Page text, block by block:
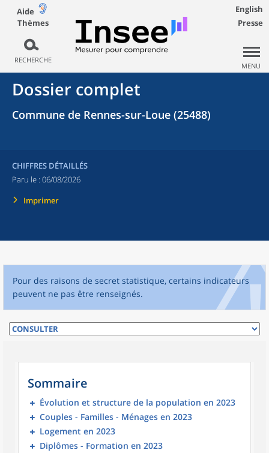
Aide
Thèmes
RECHERCHE
English
Presse
MENU
Dossier complet
Commune de Rennes-sur-Loue (25488)
CHIFFRES DÉTAILLÉS
Paru le : 06/08/2026
Imprimer
Pour des raisons de secret statistique, certains indicateurs
peuvent ne pas être renseignés.
Sommaire
Évolution et structure de la population en 2023
Couples - Familles - Ménages en 2023
Logement en 2023
Diplômes - Formation en 2023